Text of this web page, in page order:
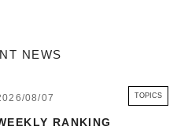
NEWS
08/07 TOPICS
RANKING